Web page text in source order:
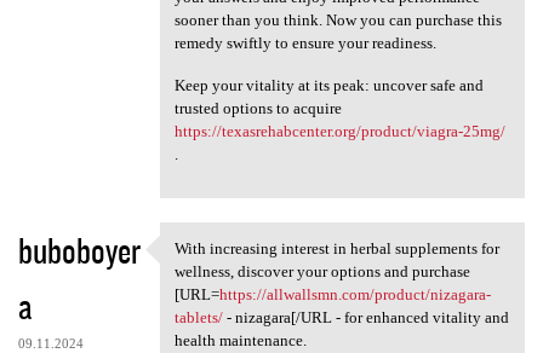
sooner than you think. Now you can purchase this
remedy swiftly to ensure your readiness.
Keep your vitality at its peak: uncover safe and
trusted options to acquire
https://texasrehabcenter.org/product/viagra-25mg/
buboboyer
a
09.11.2024
With increasing interest in
With increasing interest in herbal supplements for
wellness, discover your options and purchase
[URL=https://allwallsmn.com/product/nizagara-
tablets/- nizagara[/URL - for enhanced vitality and
health maintenance.